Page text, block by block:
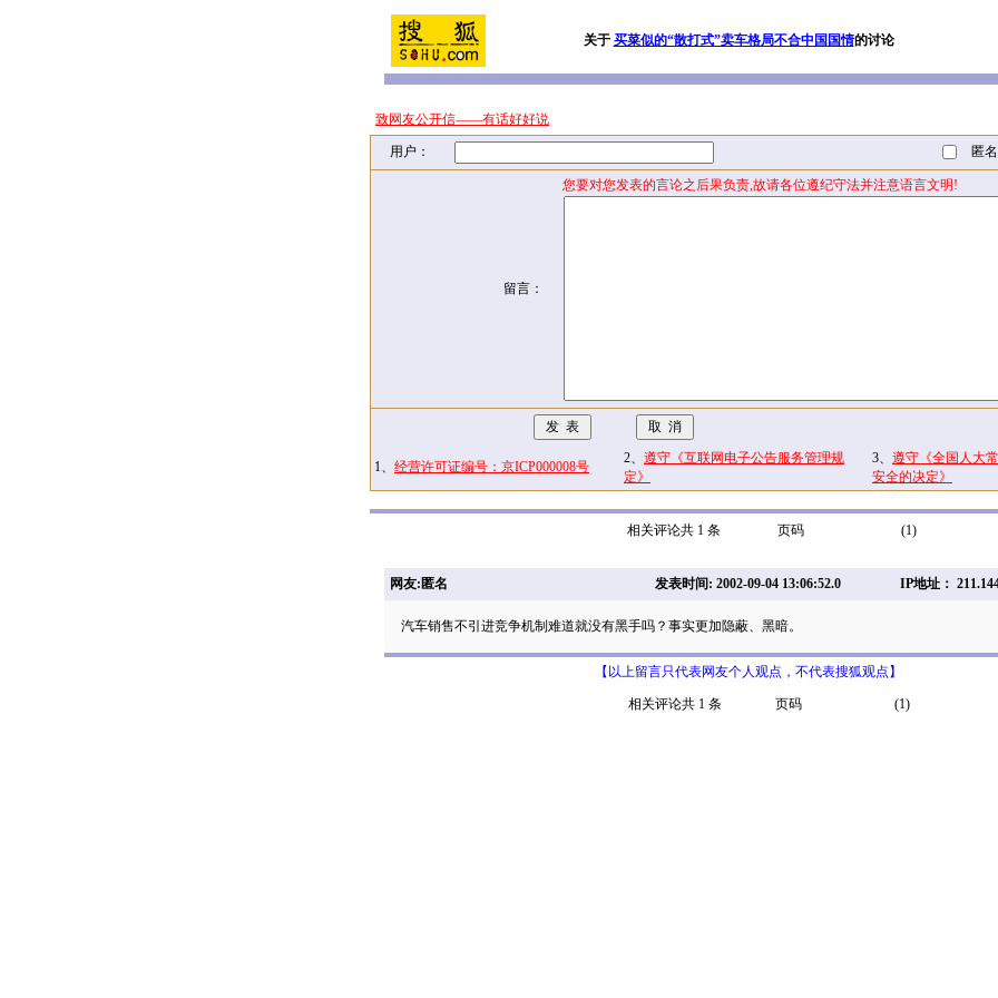
关于 买菜似的“散打式”卖车格局不合中国国情的讨论
致网友公开信——有话好好说
用户： 匿
留言：
您要对您发表的言论之后果负责,故请各位遵纪守法并注意语言文明!
1、 经营许可证编号：京ICP000008号
2、 遵守《互联网电子公告服务管理规
定》
3、 遵守《全国人大
安全的决定》
相关评论共 1 条 页码 (1)
网友:匿名 发表时间: 2002-09-04 13:06:52.0 IP地址：
汽车销售不引进竞争机制难道就没有黑手吗？事实更加隐蔽、黑暗。
【以上留言只代表网友个人观点，不代表搜狐观点】
相关评论共 1 条 页码 (1)